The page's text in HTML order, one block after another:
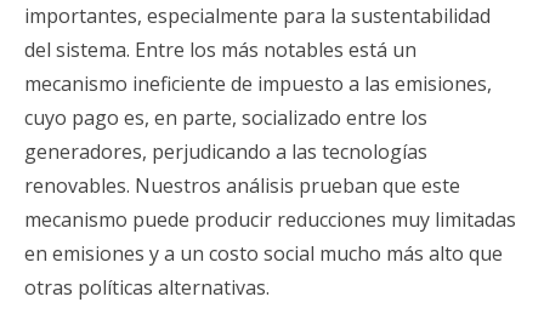
importantes, especialmente para la sustentabilidad
del sistema. Entre los más notables está un
mecanismo ineficiente de impuesto a las emisiones,
cuyo pago es, en parte, socializado entre los
generadores, perjudicando a las tecnologías
renovables. Nuestros análisis prueban que este
mecanismo puede producir reducciones muy limitadas
en emisiones y a un costo social mucho más alto que
otras políticas alternativas.